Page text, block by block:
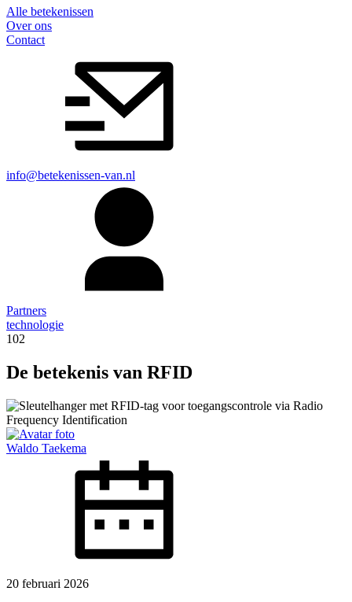
Alle betekenissen
Over ons
Contact
info@betekenissen-van.nl
Partners
technologie
102
De betekenis van RFID
Waldo Taekema
20 februari 2026